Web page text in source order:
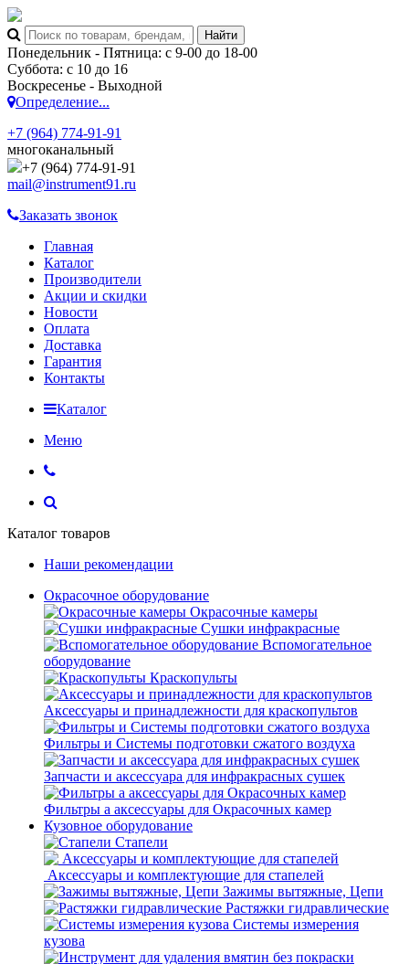
Понедельник - Пятница: с 9-00 до 18-00
Суббота: с 10 до 16
Воскресенье - Выходной
Определение...
+7 (964) 774-91-91
многоканальный
+7 (964) 774-91-91
mail@instrument91.ru
Заказать звонок
Главная
Каталог
Производители
Акции и скидки
Новости
Оплата
Доставка
Гарантия
Контакты
Каталог
Меню
Каталог товаров
Наши рекомендации
Окрасочное оборудование
Окрасочные камеры
Сушки инфракрасные
Вспомогательное
оборудование
Краскопульты
Аксессуары и принадлежности для краскопультов
Фильтры и Системы подготовки сжатого воздуха
Запчасти и аксессуара для инфракрасных сушек
Фильтры а аксессуары для Окрасочных камер
Кузовное оборудование
Стапели
Аксессуары и комплектующие для стапелей
Зажимы вытяжные, Цепи
Растяжки гидравлические
Системы измерения
кузова